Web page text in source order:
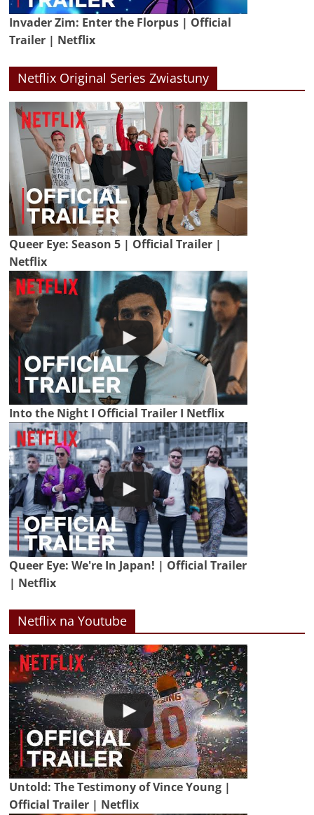
Invader Zim: Enter the Florpus | Official
Trailer | Netflix
Netflix Original Series Zwiastuny
Queer Eye: Season 5 | Official Trailer |
Netflix
Into the Night I Official Trailer I Netflix
Queer Eye: We're In Japan! | Official Trailer
| Netflix
Netflix na Youtube
Untold: The Testimony of Vince Young |
Official Trailer | Netflix